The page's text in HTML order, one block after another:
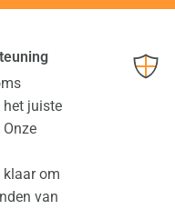
juiste
om
van